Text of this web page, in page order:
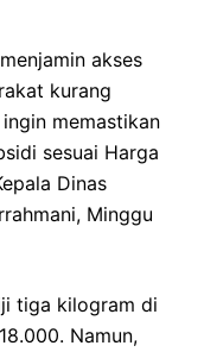
akses
kurang
memastikan
sesuai Harga
Dinas
Minggu
tiga kilogram di
Namun,